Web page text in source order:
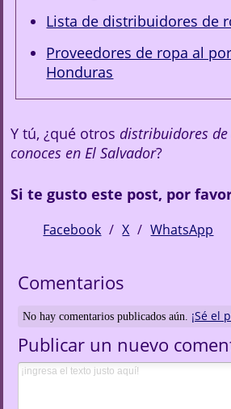
Lista de distribuidores de
Proveedores de ropa al
Honduras
Y tú, ¿qué otrosdistribuidores
conoces en El Salvador?
Si te gusto este post, por
Facebook X WhatsApp
Comentarios
No hay comentarios publicados aún. ¡Sé el
Publicar un nuevo